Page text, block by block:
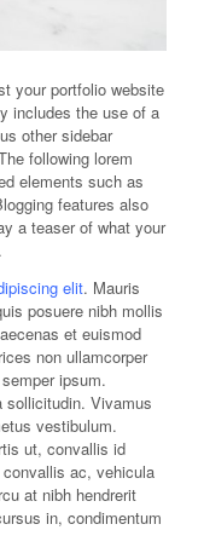
your portfolio website
includes the use of a
other sidebar
following lorem
elements such as
features also
a teaser of what your
elit. Mauris
posuere nibh mollis
et euismod
non ullamcorper
ipsum.
sollicitudin. Vivamus
vestibulum.
ut, convallis id
ac, vehicula
at nibh hendrerit
in, condimentum